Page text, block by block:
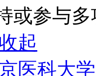
或参与
起
医科大